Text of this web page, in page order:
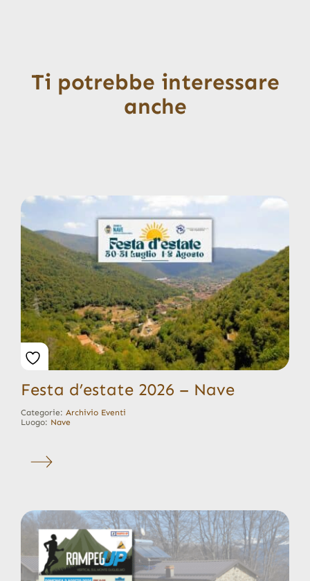
Ti potrebbe interessare
anche
Festa d’estate 2026 – Nave
Categorie: Archivio Eventi
Luogo: Nave